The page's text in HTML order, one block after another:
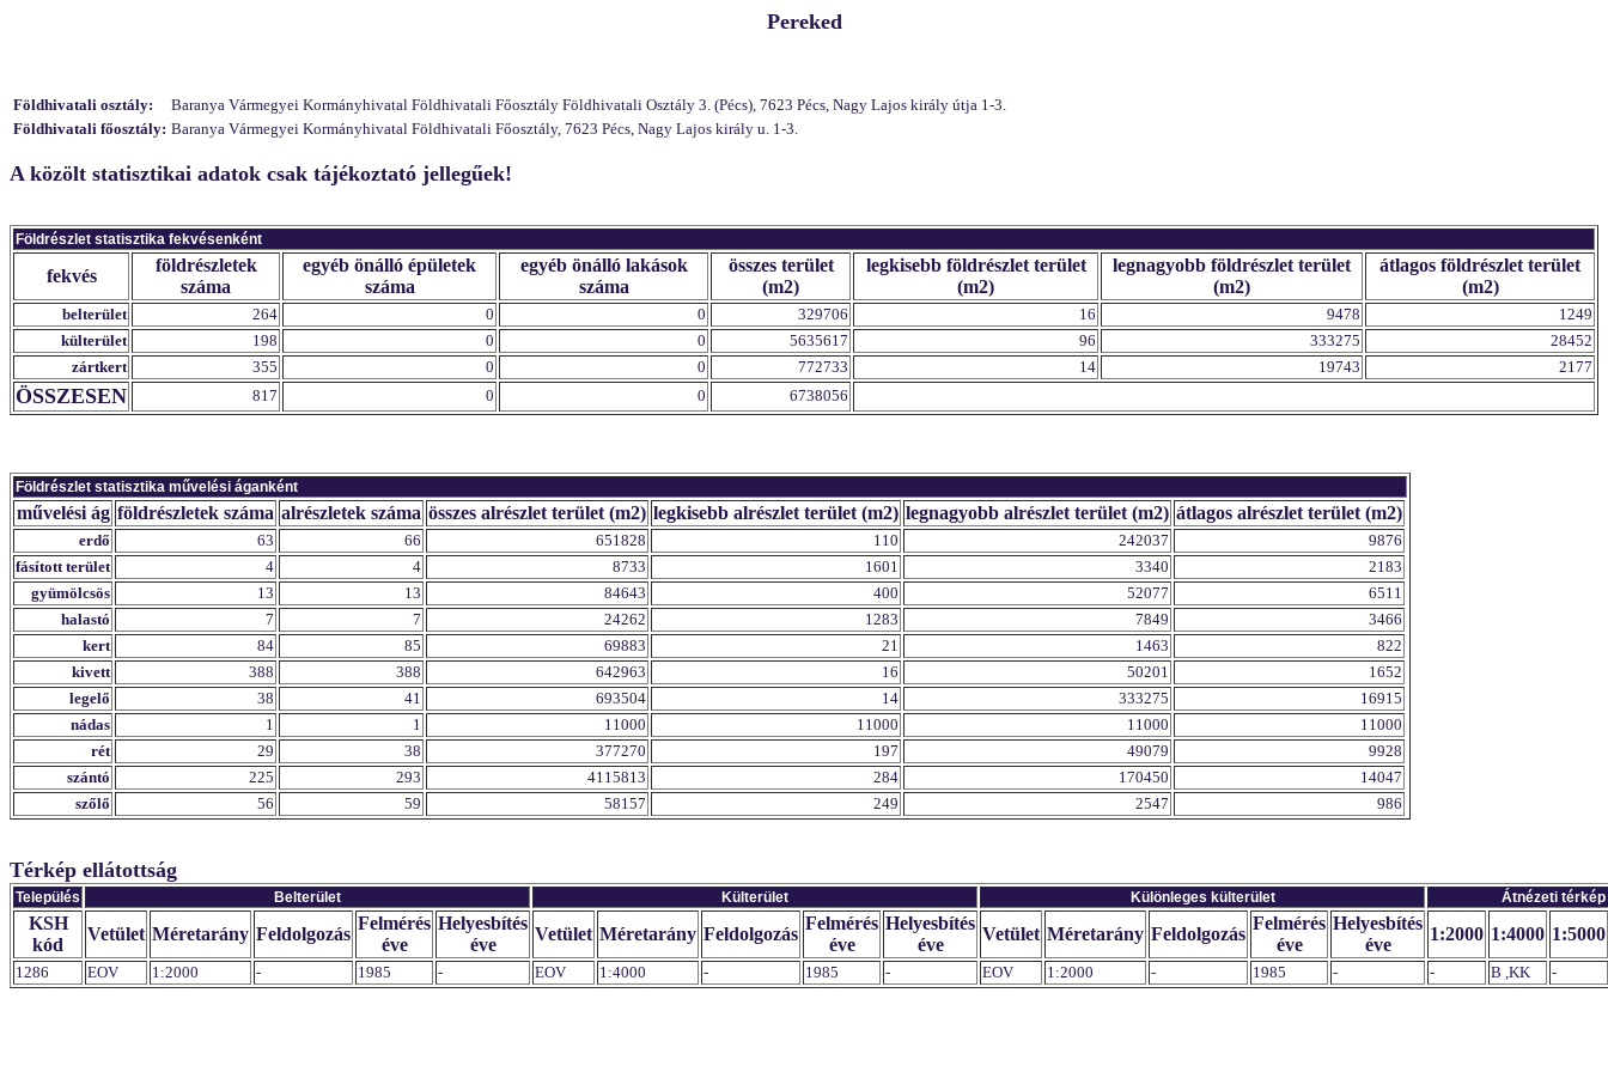
Pereked
Földhivatali osztály:
Baranya Vármegyei Kormányhivatal Földhivatali Főosztály Földhivatali Osztály 3. (Pécs), 7623 Pécs, Nagy Lajos király útja 1-3.
Földhivatali főosztály: Baranya Vármegyei Kormányhivatal Földhivatali Főosztály, 7623 Pécs, Nagy Lajos király u. 1-3.
A közölt statisztikai adatok csak tájékoztató jellegűek!
Földrészlet statisztika fekvésenként
fekvés
földrészletek
száma
egyéb önálló épületek
száma
egyéb önálló lakások
száma
összes terület
(m2)
legkisebb földrészlet terület
(m2)
legnagyobb földrészlet terület
(m2)
átlagos földrészlet terület
(m2)
belterület 264 0 0 329706 16 9478
1249
külterület
198 0 0 5635617 96 333275
28452
zártkert
355 0 0 772733 14 19743 2177
ÖSSZESEN 817 0 0 6738056
Földrészlet statisztika művelési áganként
művelési ág földrészletek száma alrészletek száma összes alrészlet terület (m2) legkisebb alrészlet terület (m2) legnagyobb alrészlet terület (m2) átlagos alrészlet terület (m2)
erdő 63 66 651828 110 242037
9876
fásított terület
4 4 8733 1601 3340
2183
gyümölcsös
13 13 84643 400 52077
6511
halastó
7 7 24262 1283 7849
3466
kert
84 85 69883 21 1463
822
kivett
388 388 642963 16 50201
1652
legelő
38 41 693504 14 333275
16915
nádas
1 1 11000 11000 11000
11000
rét
29 38 377270 197 49079
9928
szántó
225 293 4115813 284 170450
14047
szőlő
56 59 58157 249 2547 986
Térkép ellátottság
Település Belterület Külterület Különleges külterület Átnézeti térkép
KSH
kód
Vetület Méretarány Feldolgozás
Felmérés
éve
Helyesbítés
éve
Vetület Méretarány Feldolgozás
Felmérés
éve
Helyesbítés
éve
Vetület Méretarány Feldolgozás
Felmérés
éve
Helyesbítés
éve
1:2000 1:4000 1:5000
1286 EOV 1:2000 - 1985 - EOV 1:4000 - 1985 - EOV 1:2000 - 1985 - - B ,KK -